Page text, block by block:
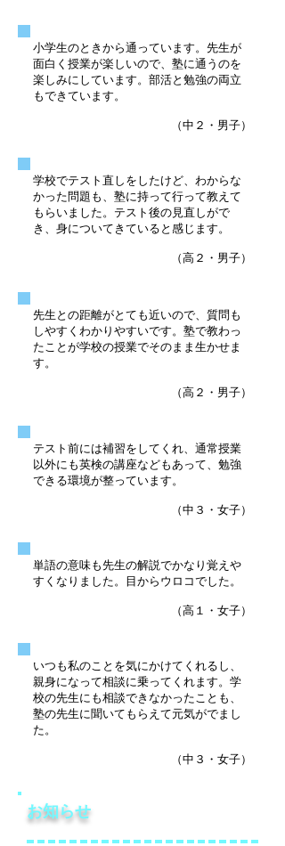
小学生のときから通っています。 先生が
面白く授業が楽しいので、塾に通うのを
楽しみにしています。 部活と勉強の両立
もできています。
（中２・男子）
学校でテスト直しをしたけど、わからな
かった問題も、塾に持って行って教えて
もらいました。テスト後の見直しがで
き、身についてきていると感じます。
（高２・男子）
先生との距離がとても近いので、質問も
しやすくわかりやすいです。塾で教わっ
たことが学校の授業でそのまま生かせま
す。
（高２・男子）
テスト前には補習をしてくれ、通常授業
以外にも英検の講座などもあって、勉強
できる環境が整っています。
（中３・女子）
単語の意味も先生の解説でかなり覚えや
すくなりました。目からウロコでした。
（高１・女子）
いつも私のことを気にかけてくれるし、
親身になって相談に乗ってくれます。 学
校の先生にも相談できなかったことも、
塾の先生に聞いてもらえて元気がでまし
た。
（中３・女子）
お知らせ